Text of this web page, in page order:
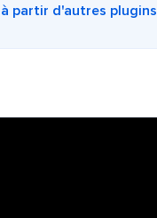
partir d'autres plugins